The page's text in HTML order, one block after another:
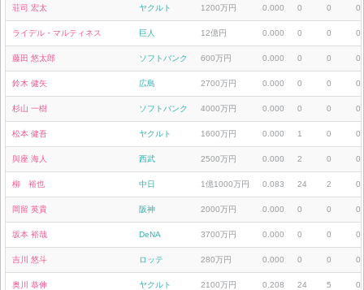
荘司 宏太 ヤクルト 1200万円 0.000 0 0 0
ライデル・マルティネス 巨人 12億円 0.000 0 0 0
藤田 悠太郎 ソフトバンク 600万円 0.000 0 0 0
鈴木 健矢 広島 2700万円 0.000 0 0 0
杉山 一樹 ソフトバンク 4000万円 0.000 0 0 0
松本 健吾 ヤクルト 1600万円 0.000 1 0 0
與座 海人 西武 2500万円 0.000 2 0 0
柳 裕也 中日 1億1000万円 0.083 24 2 0
岡留 英貴 阪神 2000万円 0.000 0 0 0
坂本 裕哉 DeNA 3700万円 0.000 0 0 0
吉川 悠斗 ロッテ 280万円 0.000 0 0 0
奥川 恭伸 ヤクルト 2100万円 0.208 24 5 0